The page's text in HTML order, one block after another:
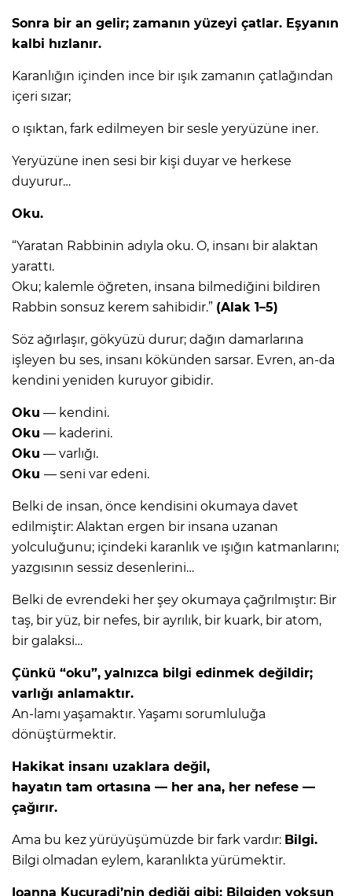
Sonra bir an gelir; zamanın yüzeyi çatlar. Eşyanın
kalbi hızlanır.
Karanlığın içinden ince bir ışık zamanın çatlağından
içeri sızar;
o ışıktan, fark edilmeyen bir sesle yeryüzüne iner.
Yeryüzüne inen sesi bir kişi duyar ve herkese
duyurur…
Oku.
“Yaratan Rabbinin adıyla oku. O, insanı bir alaktan
yarattı.
Oku; kalemle öğreten, insana bilmediğini bildiren
Rabbin sonsuz kerem sahibidir.” (Alak 1–5)
Söz ağırlaşır, gökyüzü durur; dağın damarlarına
işleyen bu ses, insanı kökünden sarsar. Evren, an-da
kendini yeniden kuruyor gibidir.
Oku — kendini.
Oku — kaderini.
Oku — varlığı.
Oku — seni var edeni.
Belki de insan, önce kendisini okumaya davet
edilmiştir: Alaktan ergen bir insana uzanan
yolculuğunu; içindeki karanlık ve ışığın katmanlarını;
yazgısının sessiz desenlerini…
Belki de evrendeki her şey okumaya çağrılmıştır: Bir
taş, bir yüz, bir nefes, bir ayrılık, bir kuark, bir atom,
bir galaksi…
Çünkü “oku”, yalnızca bilgi edinmek değildir;
varlığı anlamaktır.
An-lamı yaşamaktır. Yaşamı sorumluluğa
dönüştürmektir.
Hakikat insanı uzaklara değil,
hayatın tam ortasına — her ana, her nefese —
çağırır.
Ama bu kez yürüyüşümüzde bir fark vardır: Bilgi.
Bilgi olmadan eylem, karanlıkta yürümektir.
Ioanna Kuçuradi’nin dediği gibi: Bilgiden yoksun